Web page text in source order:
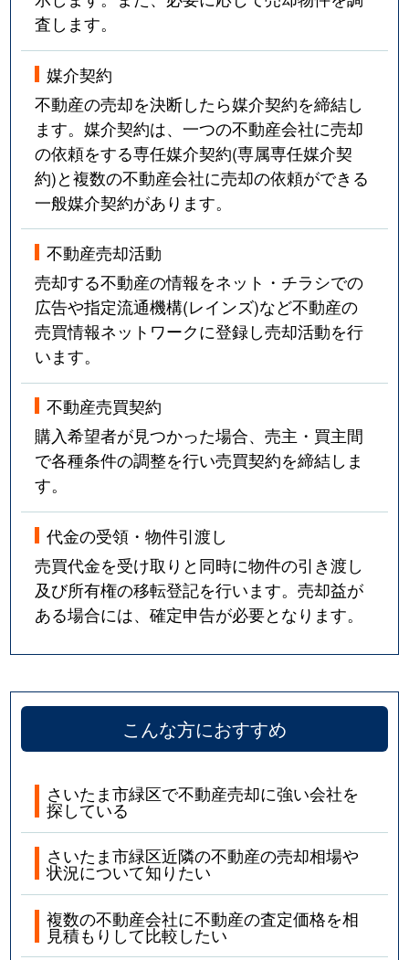
査します。
媒介契約
不動産の売却を決断したら媒介契約を締結し
ます。媒介契約は、一つの不動産会社に売却
の依頼をする専任媒介契約(専属専任媒介契
約)と複数の不動産会社に売却の依頼ができる
一般媒介契約があります。
不動産売却活動
売却する不動産の情報をネット・チラシでの
広告や指定流通機構(レインズ)など不動産の
売買情報ネットワークに登録し売却活動を行
います。
不動産売買契約
購入希望者が見つかった場合、売主・買主間
で各種条件の調整を行い売買契約を締結しま
す。
代金の受領・物件引渡し
売買代金を受け取りと同時に物件の引き渡し
及び所有権の移転登記を行います。売却益が
ある場合には、確定申告が必要となります。
こんな方におすすめ
さいたま市緑区で不動産売却に強い会社を
探している
さいたま市緑区近隣の不動産の売却相場や
状況について知りたい
複数の不動産会社に不動産の査定価格を相
見積もりして比較したい